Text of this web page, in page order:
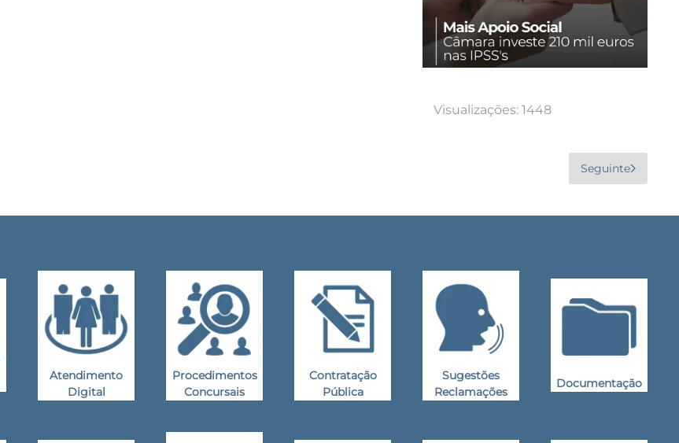
Visualizações: 1448
Seguinte
Atendimento
Digital
Procedimentos
Concursais
Contratação
Pública
Sugestões
Reclamações
Documentação